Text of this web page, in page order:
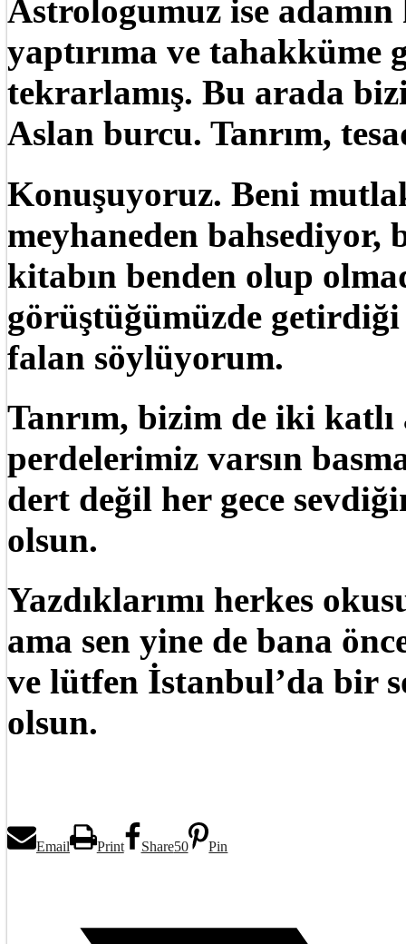
Astrologumuz ise adamın
yaptırıma ve tahakküme
tekrarlamış. Bu arada
Aslan burcu. Tanrım,
Konuşuyoruz. Beni
meyhaneden bahsediyor,
kitabın benden olup
görüştüğümüzde
falan söylüyorum.
Tanrım, bizim de iki
perdelerimiz varsın
dert değil her gece
olsun.
Yazdıklarımı herkes
ama sen yine de bana
ve lütfen İstanbul’da bir
olsun.
Email Print Share50 Pin